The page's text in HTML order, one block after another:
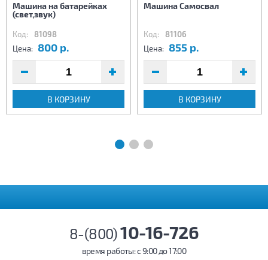
Машина на батарейках
(свет,звук)
Код: 81098
Цена: 800 р.
В КОРЗИНУ
Машина Самосвал
Код: 81106
Цена: 855 р.
В КОРЗИНУ
8-(800)10-16-726
время работы: c 9:00 до 17:00